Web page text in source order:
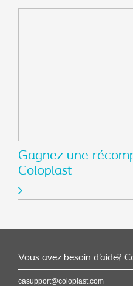
Gagnez une
Coloplast
Vous avez besoin d’aide?
casupport@coloplast.com